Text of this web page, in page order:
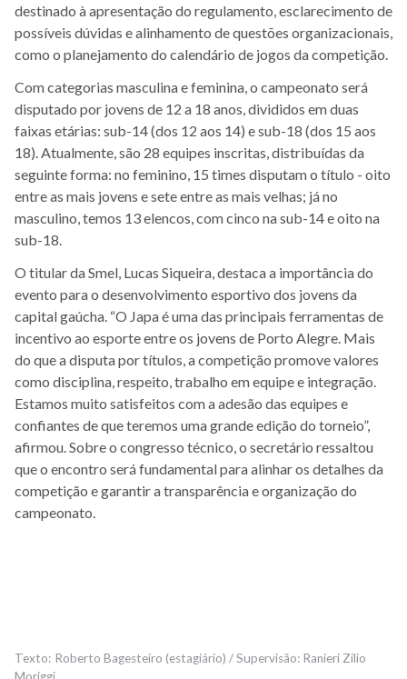
destinado à apresentação do regulamento, esclarecimento de
possíveis dúvidas e alinhamento de questões organizacionais,
como o planejamento do calendário de jogos da competição.
Com categorias masculina e feminina, o campeonato será
disputado por jovens de 12 a 18 anos, divididos em duas
faixas etárias: sub-14 (dos 12 aos 14) e sub-18 (dos 15 aos
18). Atualmente, são 28 equipes inscritas, distribuídas da
seguinte forma: no feminino, 15 times disputam o título - oito
entre as mais jovens e sete entre as mais velhas; já no
masculino, temos 13 elencos, com cinco na sub-14 e oito na
sub-18.
O titular da Smel, Lucas Siqueira, destaca a importância do
evento para o desenvolvimento esportivo dos jovens da
capital gaúcha. “O Japa é uma das principais ferramentas de
incentivo ao esporte entre os jovens de Porto Alegre. Mais
do que a disputa por títulos, a competição promove valores
como disciplina, respeito, trabalho em equipe e integração.
Estamos muito satisfeitos com a adesão das equipes e
confiantes de que teremos uma grande edição do torneio”,
afirmou. Sobre o congresso técnico, o secretário ressaltou
que o encontro será fundamental para alinhar os detalhes da
competição e garantir a transparência e organização do
campeonato.
Roberto Bagesteiro (estagiário) / Supervisão: Ranieri Zilio
Moriggi